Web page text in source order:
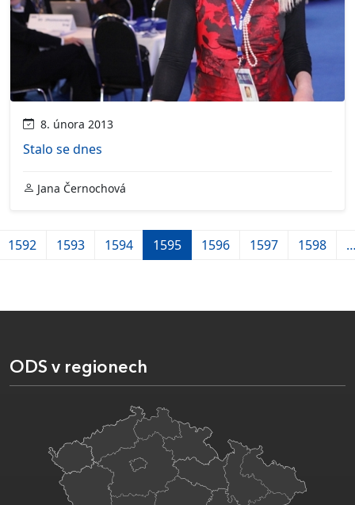
8. února 2013
Stalo se dnes
Jana Černochová
1592 1593 1594 1595 1596 1597 1598
ODS v regionech